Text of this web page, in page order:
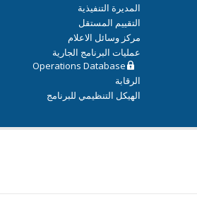
المديرة التنفيذية
التقييم المستقل
مركز وسائل الاعلام
عمليات البرنامج الجارية
Operations Database
الرقابة
الهيكل التنظيمي للبرنامج